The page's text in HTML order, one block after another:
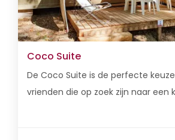
Coco Suite
De Coco Suite is de perfecte
vrienden die op zoek zijn naar een